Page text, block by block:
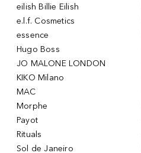
eilish Billie Eilish
e.l.f. Cosmetics
essence
Hugo Boss
JO MALONE LONDON
KIKO Milano
MAC
Morphe
Payot
Rituals
Sol de Janeiro